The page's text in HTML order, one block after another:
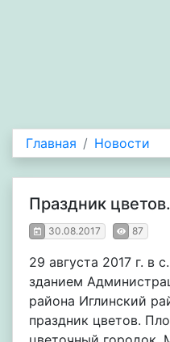
Главная Новости
Праздник цветов.
30.08.2017 87
29 августа 2017 г. в
зданием
района Иглинский
праздник цветов.